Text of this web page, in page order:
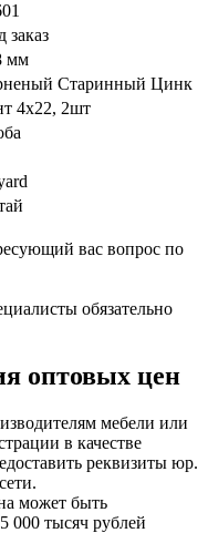
заказ
мм
Старинный Цинк
4х22, 2шт
вас вопрос по
обязательно
оптовых цен
мебели или
в качестве
реквизиты юр.
может быть
000 тысяч рублей